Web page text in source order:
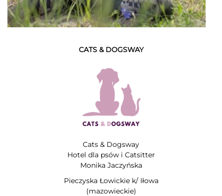
CATS & DOGSWAY
Cats & Dogsway
Hotel dla psów i Catsitter
Monika Jaczyńska
Pieczyska Łowickie k/ Iłowa
(mazowieckie)